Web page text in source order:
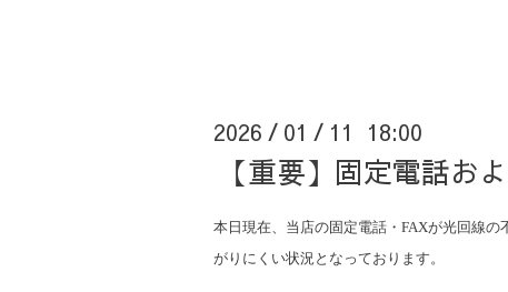
2026 / 01 / 11 18:00
【重要】固定電話お
本日現在、当店の固定電話・ FAXが光回線の
がりにくい状況となっております。